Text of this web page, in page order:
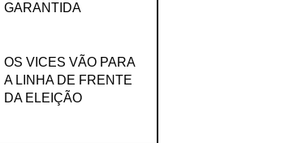
GARANTIDA
OS VICES VÃO PARA
A LINHA DE FRENTE
DA ELEIÇÃO